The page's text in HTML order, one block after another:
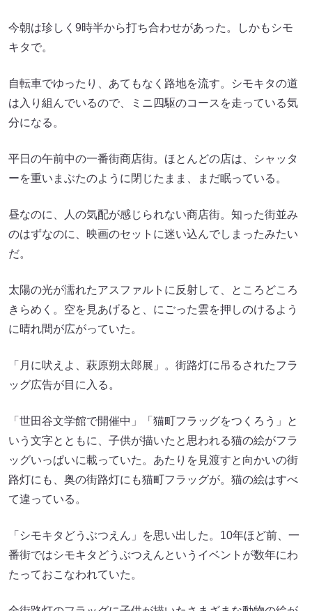
今朝は珍しく9時半から打ち合わせがあった。しかもシモ
キタで。
自転車でゆったり、あてもなく路地を流す。シモキタの道
は入り組んでいるので、ミニ四駆のコースを走っている気
分になる。
平日の午前中の一番街商店街。ほとんどの店は、シャッタ
ーを重いまぶたのように閉じたまま、まだ眠っている。
昼なのに、人の気配が感じられない商店街。知った街並み
のはずなのに、映画のセットに迷い込んでしまったみたい
だ。
太陽の光が濡れたアスファルトに反射して、ところどころ
きらめく。空を見あげると、にごった雲を押しのけるよう
に晴れ間が広がっていた。
「月に吠えよ、萩原朔太郎展」。街路灯に吊るされたフラ
ッグ広告が目に入る。
「世田谷文学館で開催中」「猫町フラッグをつくろう」と
いう文字とともに、子供が描いたと思われる猫の絵がフラ
ッグいっぱいに載っていた。あたりを見渡すと向かいの街
路灯にも、奥の街路灯にも猫町フラッグが。猫の絵はすべ
て違っている。
「シモキタどうぶつえん」を思い出した。10年ほど前、一
番街ではシモキタどうぶつえんというイベントが数年にわ
たっておこなわれていた。